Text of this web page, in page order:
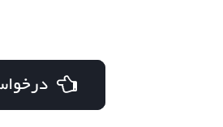
درخواست مشاوره رایگان